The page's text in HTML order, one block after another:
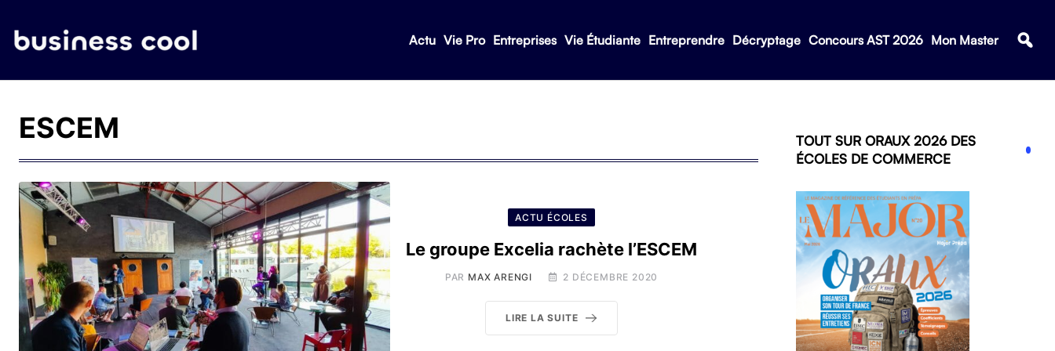
Actu Vie Pro Entreprises Vie Étudiante Entreprendre Décryptage Concours AST 2026 Mon Master
ESCEM
ACTU ÉCOLES
Le groupe Excelia rachète l’ESCEM
PAR MAX ARENGI 2 DÉCEMBRE 2020
LIRE LA SUITE
TOUT SUR ORAUX 2026 DES
ÉCOLES DE COMMERCE